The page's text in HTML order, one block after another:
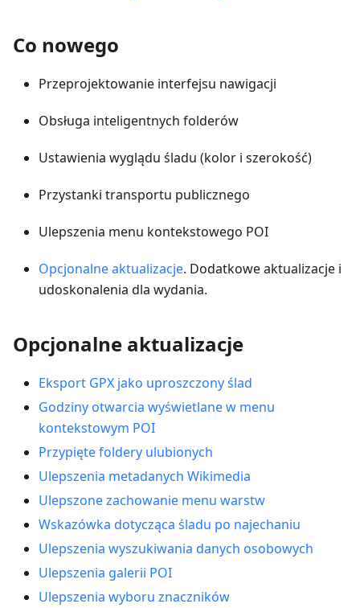
Co nowego
Przeprojektowanie interfejsu nawigacji
Obsługa inteligentnych folderów
Ustawienia wyglądu śladu (kolor i szerokość)
Przystanki transportu publicznego
Ulepszenia menu kontekstowego POI
Opcjonalne aktualizacje. Dodatkowe aktualizacje i
udoskonalenia dla wydania.
Opcjonalne aktualizacje
Eksport GPX jako uproszczony ślad
Godziny otwarcia wyświetlane w menu
kontekstowym POI
Przypięte foldery ulubionych
Ulepszenia metadanych Wikimedia
Ulepszone zachowanie menu warstw
Wskazówka dotycząca śladu po najechaniu
Ulepszenia wyszukiwania danych osobowych
Ulepszenia galerii POI
Ulepszenia wyboru znaczników